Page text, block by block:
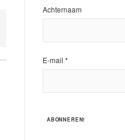
Achternaam
E-mail *